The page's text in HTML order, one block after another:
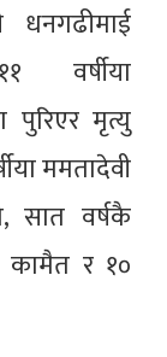
वर्षीया
पुरिएर मृत्यु
ममतादेवी
सात वर्षकै
कामैत र १०